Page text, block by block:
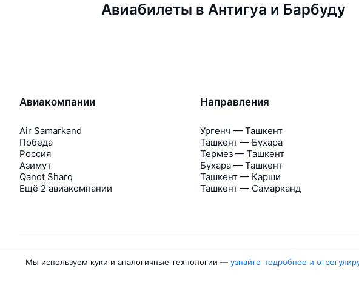
Авиабилеты в Антигуа и Барбуду
Авиакомпании
Air Samarkand
Победа
Россия
Азимут
Qanot Sharq
Ещё 2 авиакомпании
Направления
Ургенч — Ташкент
Ташкент — Бухара
Термез — Ташкент
Бухара — Ташкент
Ташкент — Карши
Ташкент — Самарканд
Мы используем куки и аналогичные технологии — узнайте подробнее и